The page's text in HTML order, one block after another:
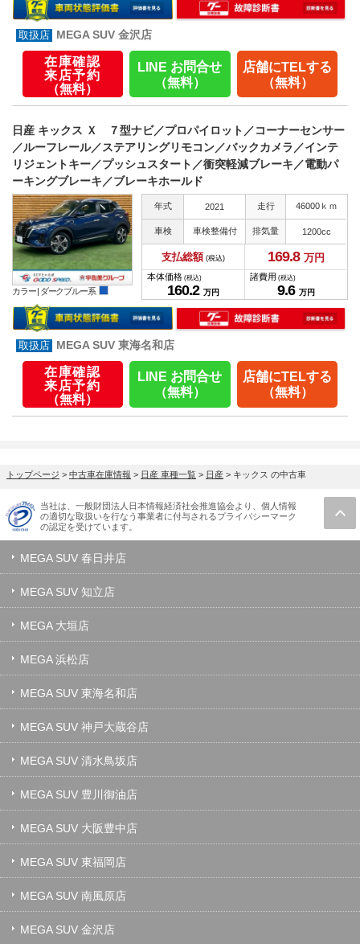
MEGA SUV 金沢店
在庫確認
来店予約
（無料）
LINE お問合せ
（無料）
店舗にTELする
（無料）
日産 キックス Ｘ ７型ナビ／プロパイロット／コーナーセンサー
／ルーフレール／ステアリングリモコン／バックカメラ／インテ
リジェントキー／プッシュスタート／衝突軽減ブレーキ／電動パ
ーキングブレーキ／ブレーキホールド
カラー | ダークブルー系
年式 2021 走行 46000ｋｍ
車検 車検整備付 排気量 1200cc
支払総額 (税込) 169.8 万円
本体価格 (税込)
160.2 万円
諸費用 (税込)
9.6 万円
MEGA SUV 東海名和店
在庫確認
来店予約
（無料）
LINE お問合せ
（無料）
店舗にTELする
（無料）
トップページ > 中古車在庫情報 > 日産 車種一覧 > 日産 > キックス の中古車
当社は、一般財団法人日本情報経済社会推進協会より、個人情報
の適切な取扱いを行なう事業者に付与されるプライバシーマーク
の認定を受けています。
MEGA SUV 春日井店
MEGA SUV 知立店
MEGA 大垣店
MEGA 浜松店
MEGA SUV 東海名和店
MEGA SUV 神戸大蔵谷店
MEGA SUV 清水鳥坂店
MEGA SUV 豊川御油店
MEGA SUV 大阪豊中店
MEGA SUV 東福岡店
MEGA SUV 南風原店
MEGA SUV 金沢店